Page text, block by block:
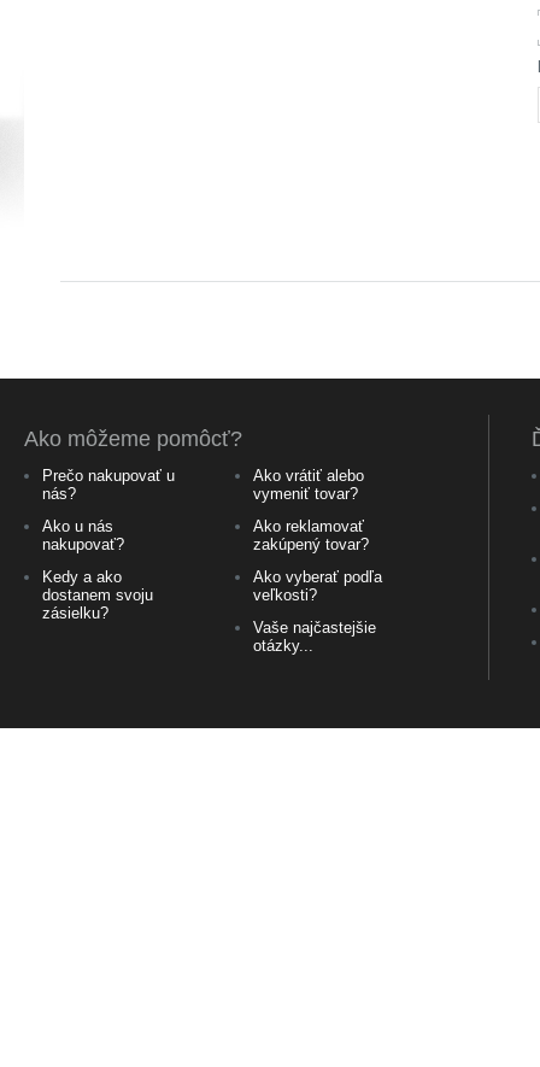
Ako môžeme pomôcť?
Prečo nakupovať u
nás?
Ako u nás
nakupovať?
Kedy a ako
dostanem svoju
zásielku?
Ako vrátiť alebo
vymeniť tovar?
Ako reklamovať
zakúpený tovar?
Ako vyberať podľa
veľkosti?
Vaše najčastejšie
otázky...